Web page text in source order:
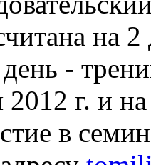
на
-
2012 г. и
в